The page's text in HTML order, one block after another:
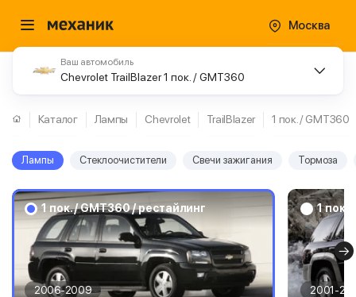
Москва
Ваш автомобиль
Chevrolet TrailBlazer 1 пок. / GMT360
Каталог Лампы Chevrolet TrailBlazer 1 пок. / GMT360
Лампы Стеклоочистители Свечи зажигания Тормоза
1 пок. / GMT360 / рестайлинг
2006-2009
1 пок.
2001-